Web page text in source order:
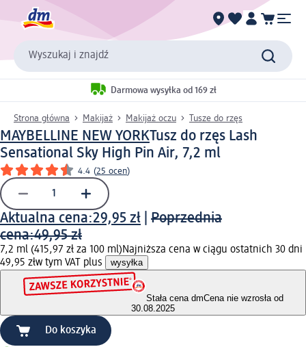
Wyszukaj i znajdź
Darmowa wysyłka od 169 zł
Strona główna Makijaż Makijaż oczu Tusze do rzęs
MAYBELLINE NEW YORKTusz do rzęs Lash
Sensational Sky High Pin Air, 7,2 ml
4.4 (25 ocen)
Aktualna cena:29,95 zł
Poprzednia
cena:49,95 zł
7,2 ml (415,97 zł za 100 ml)Najniższa cena w ciągu ostatnich 30 dni
49,95 złw tym VAT plus wysyłka
Stała cena dmCena nie wzrosła od
30.08.2025
Do koszyka